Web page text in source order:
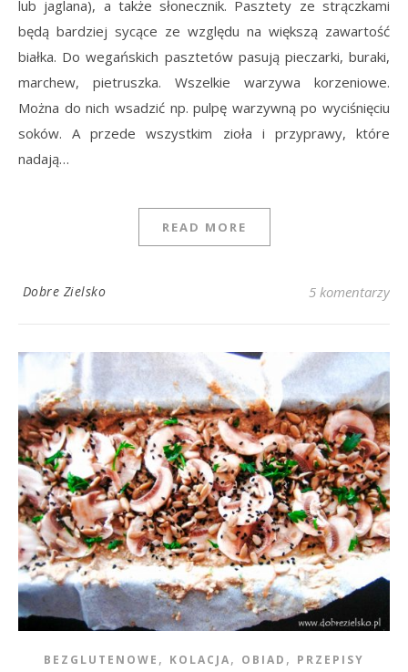
lub jaglana), a także słonecznik. Pasztety ze strączkami
będą bardziej sycące ze względu na większą zawartość
białka. Do wegańskich pasztetów pasują pieczarki, buraki,
marchew, pietruszka. Wszelkie warzywa korzeniowe.
Można do nich wsadzić np. pulpę warzywną po wyciśnięciu
soków. A przede wszystkim zioła i przyprawy, które
nadają…
READ MORE
Dobre Zielsko 5 komentarzy
BEZGLUTENOWE , KOLACJA, OBIAD , PRZEPISY